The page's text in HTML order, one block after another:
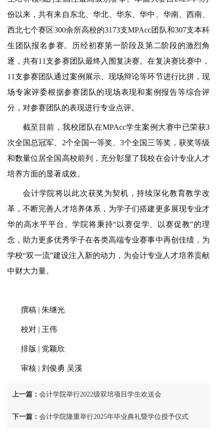
份以来，共有来自东北、华北、华东、华中、华南、西南、
西北七个赛区300余所高校的3173支MPAcc团队和307支本科
生团队报名参赛。历经初赛第一阶段及第二阶段的激烈角
逐，共有11支参赛团队最终入围复决赛。在复决赛比赛中，
11支参赛团队通过案例展示、现场辩论等环节进行比拼，现
场专家评委根据参赛团队的现场表现和案例报告等综合评
分，对参赛团队的表现进行专业点评。
截至目前，我校团队在MPAcc学生案例大赛中已荣获3
次全国总冠军、2个全国一等奖、3个全国三等奖，获奖等级
和数量位居全国高校前列，充分彰显了我校在会计专业人才
培养方面的显著成效。
会计学院将以此次获奖为契机，持续深化教育教学改
革，不断完善人才培养体系，为学子们搭建更多展现专业才
华的高水平平台。学院将秉持“以赛促学、以赛促教”的理
念，助力更多优秀学子在各类高端专业赛事中再创佳绩，为
学校“双一流”建设注入新的动力，为会计专业人才培养贡献
中财大力量。
撰稿 | 朱继光
校对 | 王伟
排版 | 党颖欣
审核 | 刘俊勇 吴溪
上一篇： 会计学院举行2022级双培项目学生欢送会
下一篇： 会计学院隆重举行2025年毕业典礼暨学位授予仪式